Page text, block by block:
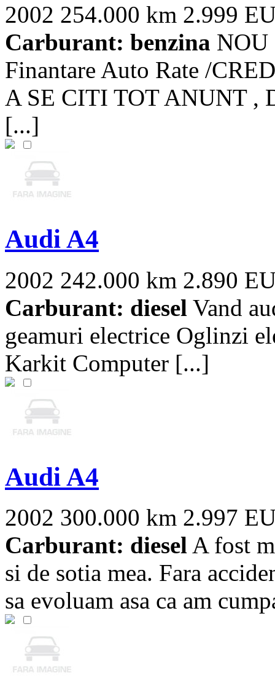
2002 254.000 km 2.999
Carburant: benzina NOU
Finantare Auto Rate /
A SE CITI TOT ANUNT ,
[...]
Audi A4
2002 242.000 km 2.890
Carburant: diesel Vand
geamuri electrice Oglinzi
Karkit Computer [...]
Audi A4
2002 300.000 km 2.997
Carburant: diesel A fost
si de sotia mea. Fara
sa evoluam asa ca am